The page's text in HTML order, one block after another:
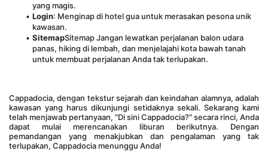
yang magis.
Login: Menginap di hotel gua untuk merasakan pesona unik
kawasan.
SitemapSitemap Jangan lewatkan perjalanan balon udara
panas, hiking di lembah, dan menjelajahi kota bawah tanah
untuk membuat perjalanan Anda tak terlupakan.
Cappadocia, dengan tekstur sejarah dan keindahan alamnya, adalah
kawasan yang harus dikunjungi setidaknya sekali. Sekarang kami
telah menjawab pertanyaan, "Di sini Cappadocia?" secara rinci, Anda
dapat mulai merencanakan liburan berikutnya. Dengan
pemandangan yang menakjubkan dan pengalaman yang tak
terlupakan, Cappadocia menunggu Anda!